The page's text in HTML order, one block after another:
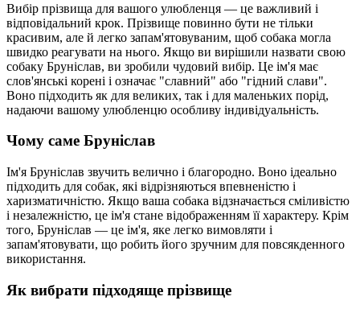
Вибір прізвища для вашого улюбленця — це важливий і
відповідальний крок. Прізвище повинно бути не тільки
красивим, але й легко запам'ятовуваним, щоб собака могла
швидко реагувати на нього. Якщо ви вирішили назвати свою
собаку Бруніслав, ви зробили чудовий вибір. Це ім'я має
слов'янські корені і означає "славний" або "гідний слави".
Воно підходить як для великих, так і для маленьких порід,
надаючи вашому улюбленцю особливу індивідуальність.
Чому саме Бруніслав
Ім'я Бруніслав звучить велично і благородно. Воно ідеально
підходить для собак, які відрізняються впевненістю і
харизматичністю. Якщо ваша собака відзначається сміливістю
і незалежністю, це ім'я стане відображенням її характеру. Крім
того, Бруніслав — це ім'я, яке легко вимовляти і
запам'ятовувати, що робить його зручним для повсякденного
використання.
Як вибрати підходяще прізвище